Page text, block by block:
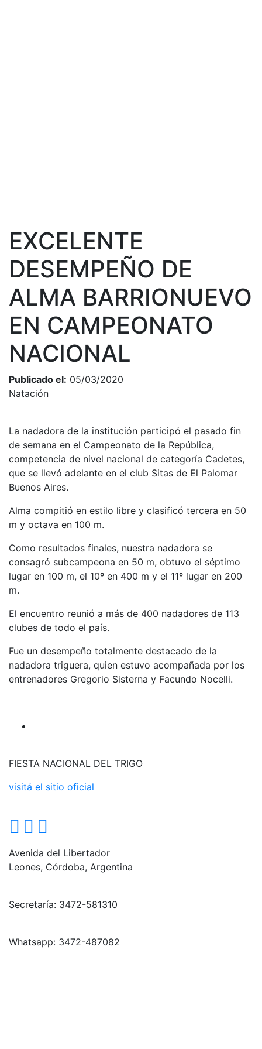
EXCELENTE
DESEMPEÑO DE
ALMA BARRIONUEVO
EN CAMPEONATO
NACIONAL
Publicado el: 05/03/2020
Natación
La nadadora de la institución participó el pasado fin
de semana en el Campeonato de la República,
competencia de nivel nacional de categoría Cadetes,
que se llevó adelante en el club Sitas de El Palomar
Buenos Aires.
Alma compitió en estilo libre y clasificó tercera en 50
m y octava en 100 m.
Como resultados finales, nuestra nadadora se
consagró subcampeona en 50 m, obtuvo el séptimo
lugar en 100 m, el 10º en 400 m y el 11º lugar en 200
m.
El encuentro reunió a más de 400 nadadores de 113
clubes de todo el país.
Fue un desempeño totalmente destacado de la
nadadora triguera, quien estuvo acompañada por los
entrenadores Gregorio Sisterna y Facundo Nocelli.
FIESTA NACIONAL DEL TRIGO
visitá el sitio oficial
Avenida del Libertador
Leones, Córdoba, Argentina
Secretaría: 3472-581310
Whatsapp: 3472-487082